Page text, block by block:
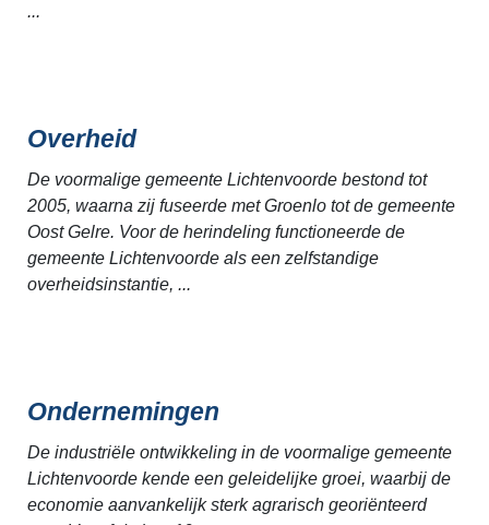
...
Overheid
De voormalige gemeente Lichtenvoorde bestond tot
2005, waarna zij fuseerde met Groenlo tot de gemeente
Oost Gelre. Voor de herindeling functioneerde de
gemeente Lichtenvoorde als een zelfstandige
overheidsinstantie, ...
Ondernemingen
De industriële ontwikkeling in de voormalige gemeente
Lichtenvoorde kende een geleidelijke groei, waarbij de
economie aanvankelijk sterk agrarisch georiënteerd